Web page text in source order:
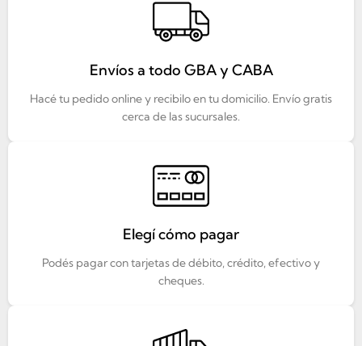
Envíos a todo GBA y CABA
Hacé tu pedido online y recibilo en tu domicilio. Envío gratis
cerca de las sucursales.
Elegí cómo pagar
Podés pagar con tarjetas de débito, crédito, efectivo y
cheques.